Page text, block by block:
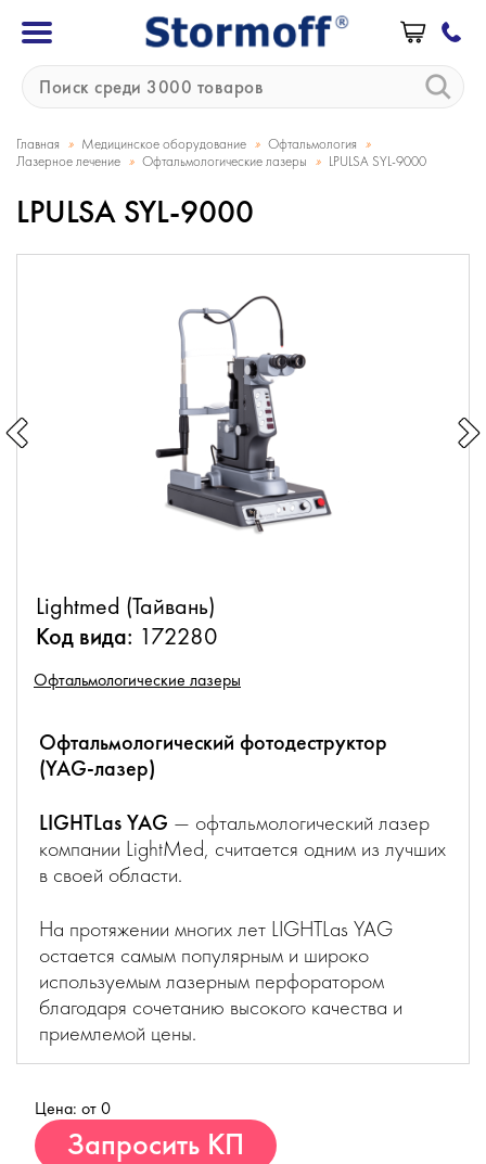
Главная » Медицинское оборудование » Офтальмология »
Лазерное лечение » Офтальмологические лазеры » LPULSA SYL-9000
LPULSA SYL-9000
Lightmed (Тайвань)
Код вида: 172280
Офтальмологические лазеры
Офтальмологический фотодеструктор
(YAG-лазер)
LIGHTLas YAG — офтальмологический лазер
компании LightMed, считается одним из лучших
в своей области.
На протяжении многих лет LIGHTLas YAG
остается самым популярным и широко
используемым лазерным перфоратором
благодаря сочетанию высокого качества и
приемлемой цены.
Цена: от 0
Запросить КП